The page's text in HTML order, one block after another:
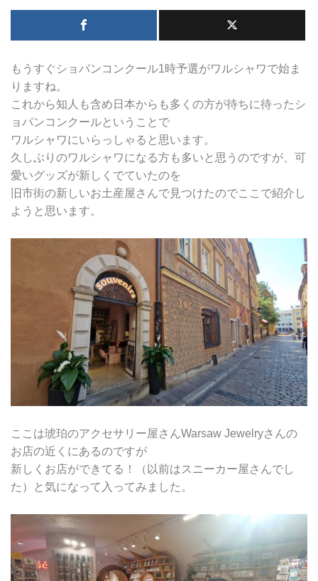
もうすぐショパンコンクール1時予選がワルシャワで始ま
りますね。
これから知人も含め日本からも多くの方が待ちに待ったシ
ョパンコンクールということで
ワルシャワにいらっしゃると思います。
久しぶりのワルシャワになる方も多いと思うのですが、可
愛いグッズが新しくでていたのを
旧市街の新しいお土産屋さんで見つけたのでここで紹介し
ようと思います。
ここは琥珀のアクセサリー屋さんWarsaw Jewelryさんの
お店の近くにあるのですが
新しくお店ができてる！（以前はスニーカー屋さんでし
た）と気になって入ってみました。